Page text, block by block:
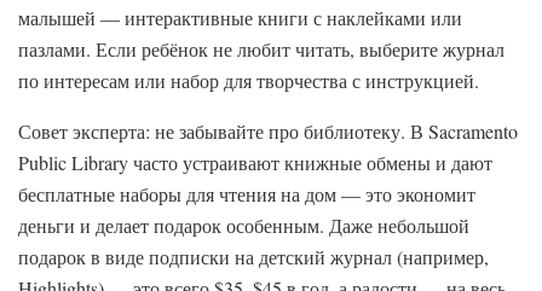
малышей — интерактивные книги с наклейками или
пазлами. Если ребёнок не любит читать, выберите журнал
по интересам или набор для творчества с инструкцией.
Совет эксперта: не забывайте про библиотеку. В Sacramento
Public Library часто устраивают книжные обмены и дают
бесплатные наборы для чтения на дом — это экономит
деньги и делает подарок особенным. Даже небольшой
подарок в виде подписки на детский журнал (например,